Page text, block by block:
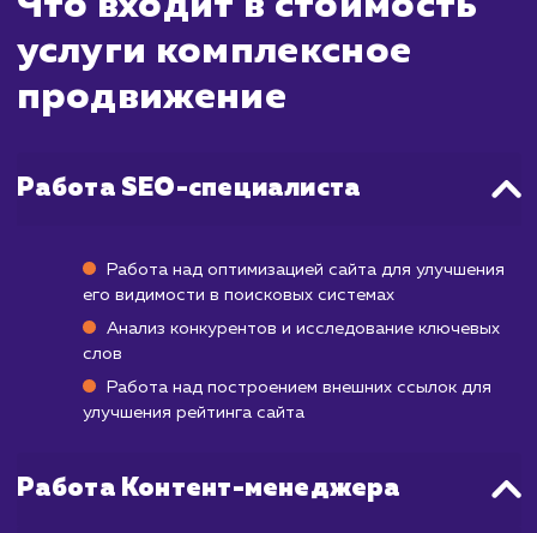
себя несколько ключевых аспектов, таких
SEO, контент-маркетинг, социальные
PPC реклама. Все эти элементы
помогают улучшить видимость вашего
сайта и конкуренции в вашей нише,
комплексного продвижения могут
видимыми уже через несколько недель, но
достижения более заметного
устойчивого роста может потребоваться
анализируем и адаптируем нашу
чтобы гарантировать наиболее